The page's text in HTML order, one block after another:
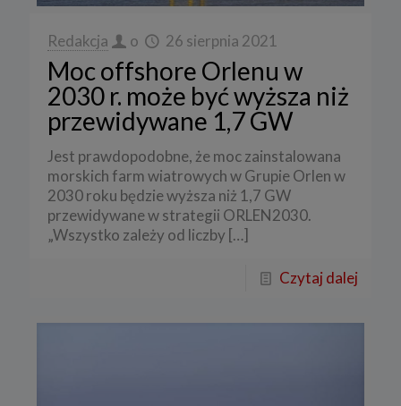
Redakcja o 26 sierpnia 2021
Moc offshore Orlenu w
2030 r. może być wyższa niż
przewidywane 1,7 GW
Jest prawdopodobne, że moc zainstalowana
morskich farm wiatrowych w Grupie Orlen w
2030 roku będzie wyższa niż 1,7 GW
przewidywane w strategii ORLEN2030.
„Wszystko zależy od liczby […]
Czytaj dalej